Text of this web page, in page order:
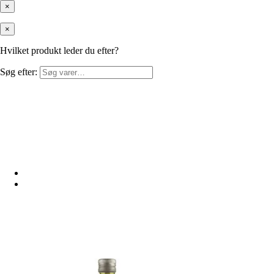
×
×
Hvilket produkt leder du efter?
Søg efter: